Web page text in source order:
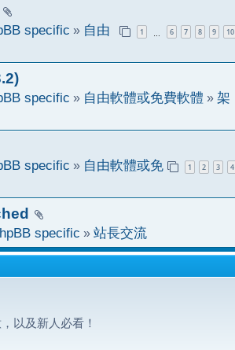
1 6 7 8 9 10
specific » 自由
specific » 自由軟體或免費軟體 » 架
1 2 3 4
specific » 自由軟體或免
specific » 站長交流
以及新人必看！